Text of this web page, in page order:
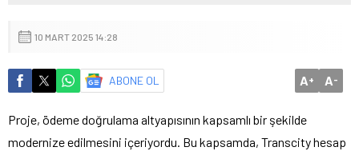
10 MART 2025 14:28
ABONE OL A+ A-
Proje, ödeme doğrulama altyapısının kapsamlı bir şekilde
modernize edilmesini içeriyordu. Bu kapsamda, Transcity hesap